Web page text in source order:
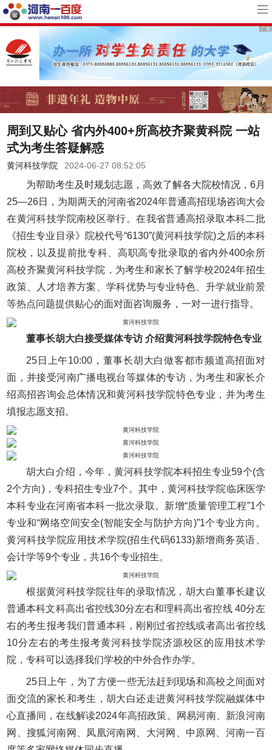
周到又贴心 省内外400+所高校齐聚黄科院 一站
式为考生答疑解惑
黄河科技学院 2024-06-27 08:52:05
为帮助考生及时规划志愿，高效了解各大院校情况，6月
25—26日，为期两天的河南省2024年普通高招现场咨询大会
在黄河科技学院南校区举行。在我省普通高招录取本科二批
《招生专业目录》院校代号“6130”(黄河科技学院)之后的本科
院校，以及提前批专科、高职高专批录取的省内外400余所
高校齐聚黄河科技学院，为考生和家长了解学校2024年招生
政策、人才培养方案、学科优势与专业特色、升学就业前景
等热点问题提供贴心的面对面咨询服务，一对一进行指导。
董事长胡大白接受媒体专访 介绍黄河科技学院特色专业
25日上午10:00，董事长胡大白做客都市频道高招面对
面，并接受河南广播电视台等媒体的专访，为考生和家长介
绍高招咨询会总体情况和黄河科技学院特色专业，并为考生
填报志愿支招。
胡大白介绍，今年，黄河科技学院本科招生专业59个(含
2个方向)，专科招生专业7个。其中，黄河科技学院临床医学
本科专业在河南省本科一批次录取。新增“质量管理工程”1个
专业和“网络空间安全(智能安全与防护方向)”1个专业方向。
黄河科技学院应用技术学院(招生代码6133)新增商务英语、
会计学等9个专业，共16个专业招生。
根据黄河科技学院往年的录取情况，胡大白董事长建议
普通本科文科高出省控线30分左右和理科高出省控线 40分左
右的考生报考我们普通本科，刚刚过省控线或者高出省控线
10分左右的考生报考黄河科技学院济源校区的应用技术学
院，专科可以选择我们学校的中外合作办学。
25日上午，为了方便一些无法赶到现场和高校之间面对
面交流的家长和考生，胡大白还走进黄河科技学院融媒体中
心直播间，在线解读2024年高招政策。网易河南、新浪河南
网、搜狐河南网、凤凰河南网、大河网、中原网、河南一百